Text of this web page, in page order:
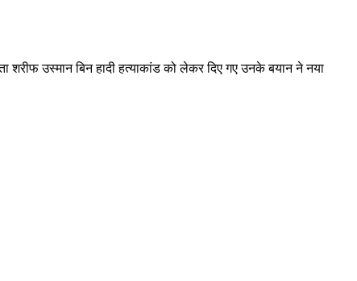
शरीफ उस्मान बिन हादी हत्याकांड को लेकर दिए गए उनके बयान ने नया